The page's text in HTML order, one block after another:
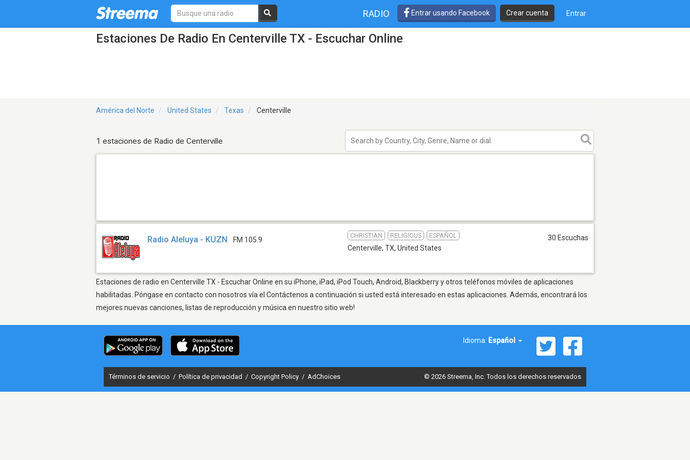
RADIO Entrar usando Facebook Crear cuenta Entrar
Estaciones De Radio En Centerville TX - Escuchar Online
América del Norte United States Texas Centerville
1 estaciones de Radio de Centerville
Radio Aleluya - KUZN FM 105.9
CHRISTIAN RELIGIOUS ESPAÑOL
Centerville, TX, United States
30 Escuchas
Estaciones de radio en Centerville TX - Escuchar Online en su iPhone, iPad, iPod Touch, Android, Blackberry y otros teléfonos móviles de aplicaciones
habilitadas. Póngase en contacto con nosotros vía el Contáctenos a continuación si usted está interesado en estas aplicaciones. Además, encontrará los
mejores nuevas canciones, listas de reproducción y música en nuestro sitio web!
Idioma: Español
Términos de servicio / Política de privacidad / Copyright Policy / AdChoices © 2026 Streema, Inc. Todos los derechos reservados